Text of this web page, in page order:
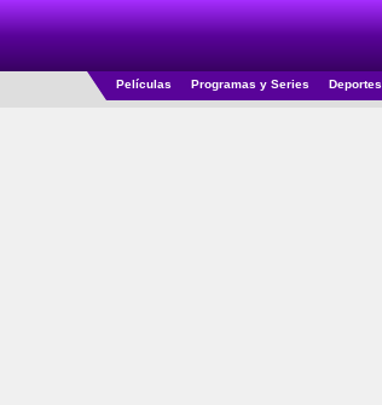
Películas Programas y Series Deportes